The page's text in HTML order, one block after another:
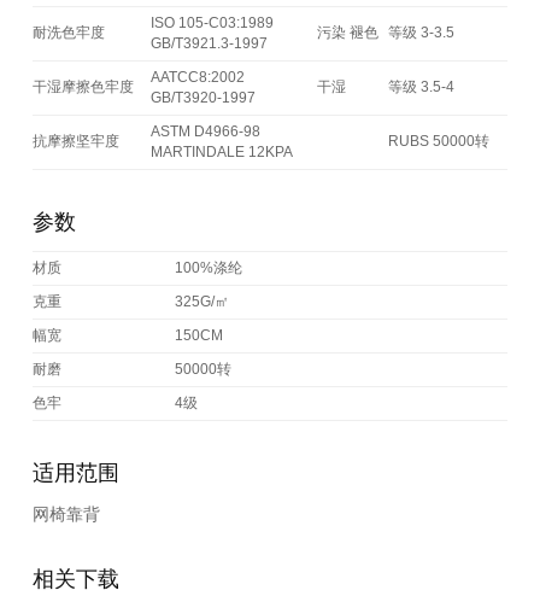
耐洗色牢度
ISO 105-C03:1989
GB/T3921.3-1997
污染 褪色 等级 3-3.5
干湿摩擦色牢度
AATCC8:2002
GB/T3920-1997
干湿 等级 3.5-4
抗摩擦坚牢度
ASTM D4966-98
MARTINDALE 12KPA
RUBS 50000转
参数
材质
100%涤纶
克重
325G/㎡
幅宽
150CM
耐磨
50000转
色牢
4级
适用范围
网椅靠背
相关下载